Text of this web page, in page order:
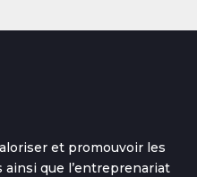
et promouvoir les
que l’entreprenariat